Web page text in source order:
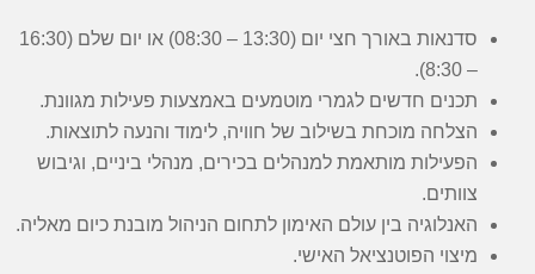
סדנאות באורך חצי יום (13:30 – 08:30) או יום שלם (16:30
– 8:30).
תכנים חדשים לגמרי מוטמעים באמצעות פעילות מגוונת.
הצלחה מוכחת בשילוב של חוויה, לימוד והנעה לתוצאות.
הפעילות מותאמת למנהלים בכירים, מנהלי ביניים, וגיבוש
צוותים.
האנלוגיה בין עולם האימון לתחום הניהול מובנת כיום מאליה.
מיצוי הפוטנציאל האישי.